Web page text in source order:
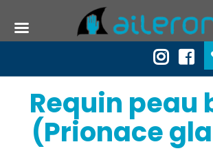
Requin peau
(Prionace